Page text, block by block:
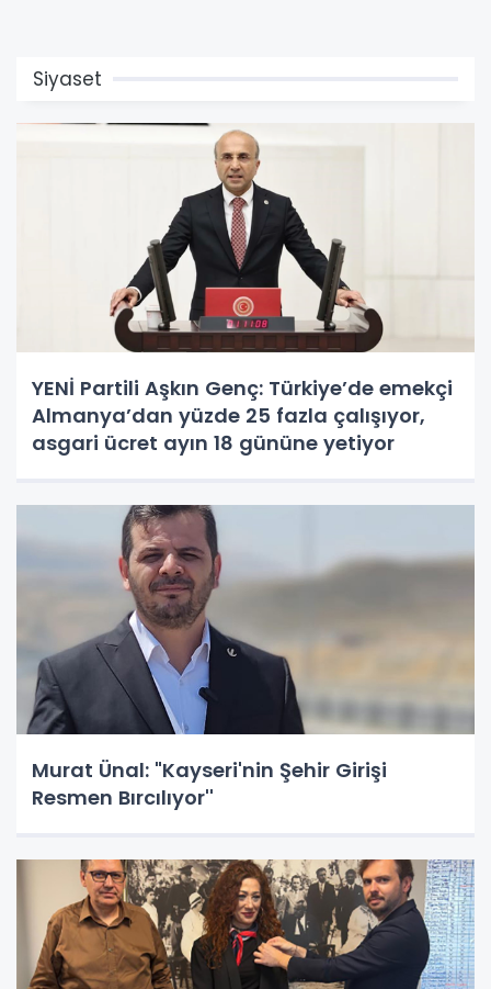
Siyaset
YENİ Partili Aşkın Genç: Türkiye’de emekçi
Almanya’dan yüzde 25 fazla çalışıyor,
asgari ücret ayın 18 gününe yetiyor
Murat Ünal: "Kayseri'nin Şehir Girişi
Resmen Bırcılıyor''